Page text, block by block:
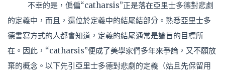
不幸的是，偏偏“catharsis”正是落在亞里士多德對悲劇
的定義中，而且，還位於定義中的結尾結部分。熟悉亞里士多
德書寫方式的人都會知道，定義的結尾通常是論旨的目標所
在。因此，“catharsis”便成了美學家們多年來爭論，又不願放
棄的概念。以下先引亞里士多德對悲劇的定義（姑且先保留用